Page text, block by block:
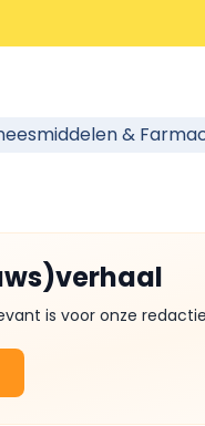
&
is voor onze